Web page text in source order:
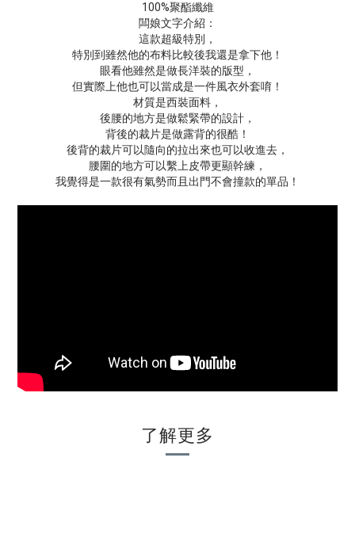
100%聚酯纖維
闆娘文字介紹：
這款超級特別，
特別到雖然他的布料比較後我還是拿下他！
眼看他雖然是做長洋裝的版型，
但實際上他也可以當成是一件風衣外套唷！
材質是西裝面料，
後腰的地方是做鬆緊帶的設計，
背後的裁片是做露背的很酷！
後背的裁片可以隨向的拉出來也可以收進去，
腰圍的地方可以繫上皮帶更顯幹練，
我覺得是一款很有氣勢而且出門不會撞款的單品！
了解更多